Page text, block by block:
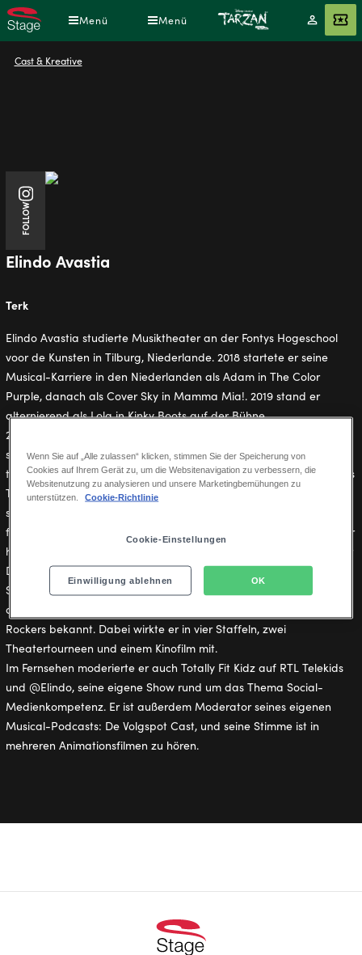
Direkt
zum
Menü Menü
Mein
Konto
Angebot
Pfadnavigation
Cast & Kreative
FOLLOW
Instagram
Elindo Avastia
Terk
Elindo Avastia studierte Musiktheater an der Fontys Hogeschool
voor de Kunsten in Tilburg, Niederlande. 2018 startete er seine
Musical-Karriere in den Niederlanden als Adam in The Color
Purple, danach als Cover Sky in Mamma Mia!. 2019 stand er
alternierend als Lola in Kinky Boots auf der Bühne.
2021 gab er sein Debüt auf der deutschen Bühne. Zwei Jahre lang
spielte er Olaf im Musical Die Eiskönigin in Hamburg. Danach
tauschte er Arendelle gegen Afrika: Seit 2023 spielt er die Rolle des
Terk im Stuttgarter Dschungel im Disney Musical TARZAN. 2025
schlüpfte er erneut in die Rolle der Dragqueen Lola in der
flämischen Version des Musicals Kinky Boots in Antwerpen. Darüber
hinaus war er einer der Solisten bei Disney In Concert – Follow Your
Dreams, mit dem er durch ganz Deutschland, Österreich und die
Schweiz tourte. Einem breiten Publikum wurde Elindo vor allem
durch seine Rolle als Jimmy in der erfolgreichen TV-Serie Ghost
Rockers bekannt. Dabei wirkte er in vier Staffeln, zwei
Theatertourneen und einem Kinofilm mit.
Im Fernsehen moderierte er auch Totally Fit Kidz auf RTL Telekids
und @Elindo, seine eigene Show rund um das Thema Social-
Medienkompetenz. Er ist außerdem Moderator seines eigenen
Musical-Podcasts: De Volgspot Cast, und seine Stimme ist in
mehreren Animationsfilmen zu hören.
Wenn Sie auf „Alle zulassen“ klicken, stimmen Sie der Speicherung von
Cookies auf Ihrem Gerät zu, um die Websitenavigation zu verbessern, die
Websitenutzung zu analysieren und unsere Marketingbemühungen zu
unterstützen.
Cookie-Richtlinie
Cookie-Einstellungen
Einwilligung ablehnen OK